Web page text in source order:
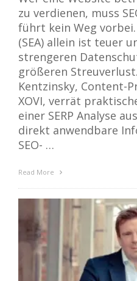
zu verdienen, muss
führt kein Weg
(SEA) allein ist teuer
strengeren
größeren
Kentzinsky, Content-
XOVI, verrät
einer SERP Analyse
direkt anwendbare
SEO- …
Read More